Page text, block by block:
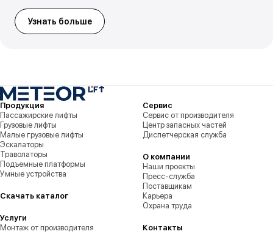
Узнать больше
Продукция
Пассажирские лифты
Грузовые лифты
Малые грузовые лифты
Эскалаторы
Траволаторы
Подъемные платформы
Умные устройства
Скачать каталог
Услуги
Монтаж от производителя
Сервис
Сервис от производителя
Центр запасных частей
Диспетчерская служба
О компании
Наши проекты
Пресс-служба
Поставщикам
Карьера
Охрана труда
Контакты